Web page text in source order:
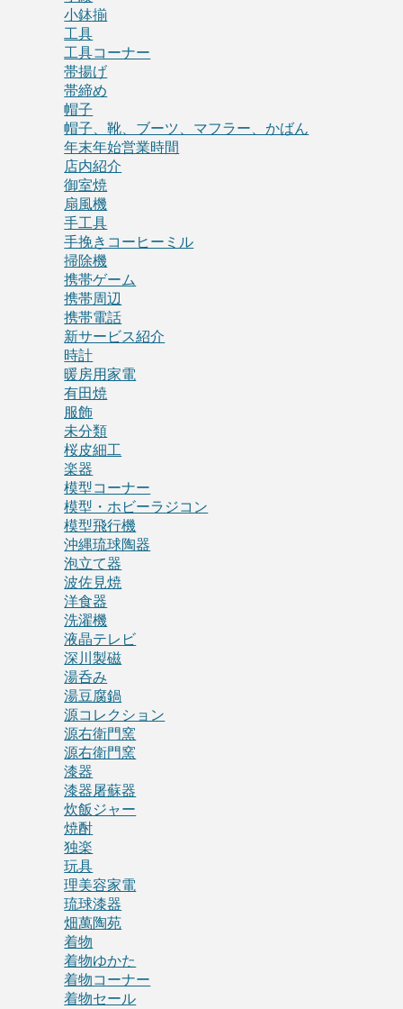
小鉢揃
工具
工具コーナー
帯揚げ
帯締め
帽子
帽子、靴、ブーツ、マフラー、かばん
年末年始営業時間
店内紹介
御室焼
扇風機
手工具
手挽きコーヒーミル
掃除機
携帯ゲーム
携帯周辺
携帯電話
新サービス紹介
時計
暖房用家電
有田焼
服飾
未分類
桜皮細工
楽器
模型コーナー
模型・ホビーラジコン
模型飛行機
沖縄琉球陶器
泡立て器
波佐見焼
洋食器
洗濯機
液晶テレビ
深川製磁
湯呑み
湯豆腐鍋
源コレクション
源右衛門窯
源右衛門窯
漆器
漆器屠蘇器
炊飯ジャー
焼酎
独楽
玩具
理美容家電
琉球漆器
畑萬陶苑
着物
着物ゆかた
着物コーナー
着物セール